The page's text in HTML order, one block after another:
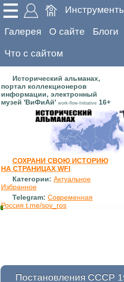
Галерея О сайте Блоги
Что с сайтом
Исторический альманах,
портал коллекционеров
информации, электронный
музей 'ВиФиАй' work-flow-Initiative 16+
СОХРАНИ СВОЮ ИСТОРИЮ
НА СТРАНИЦАХ WFI
Категории: Актуальное
Избранное
Telegram: Современная
Россия t.me/sov_ros
Постановления СССР